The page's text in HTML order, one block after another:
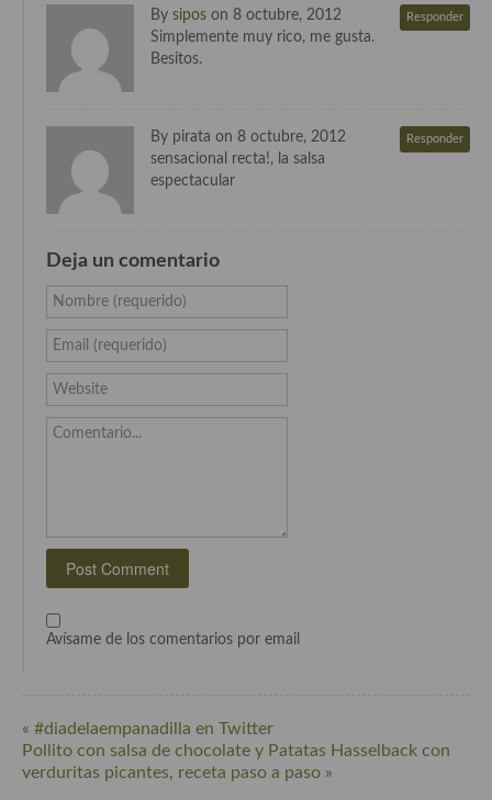
Cocina Europea
Cocina Austriaca
Cocina Belga
Cocina Danesa
Cocina de la Republica Checa
Cocina de Polonia
Cocina Francesa
Cocina Griega
Cocina Holandesa
By sipos on 8 octubre, 2012 Responder
Simplemente muy rico, me gusta.
Besitos.
By pirata on 8 octubre, 2012 Responder
sensacional recta!, la salsa
espectacular
Deja un comentario
Nombre (requerido)
Email (requerido)
Website
Comentario...
Avísame de los comentarios por email
« #diadelaempanadilla en Twitter
Pollito con salsa de chocolate y Patatas Hasselback con
verduritas picantes, receta paso a paso »